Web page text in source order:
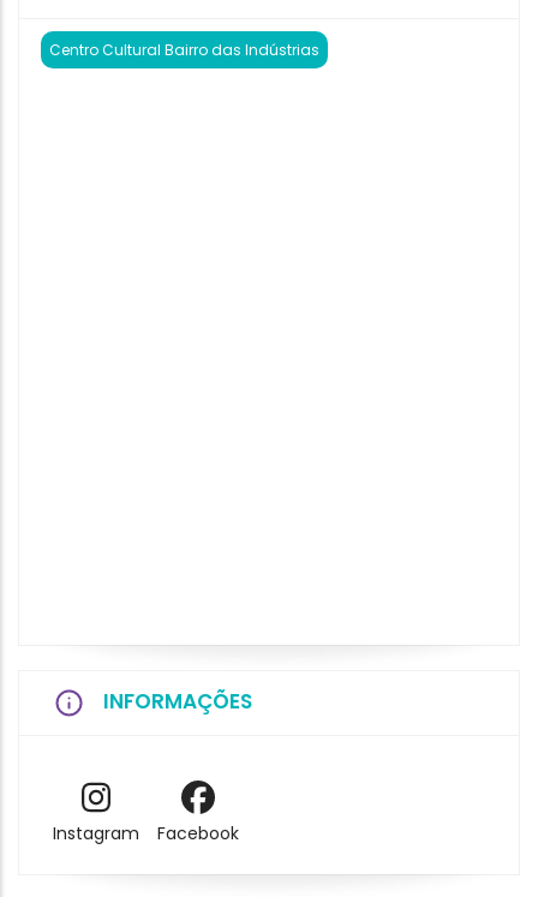
Centro Cultural Bairro das Indústrias
INFORMAÇÕES
Instagram Facebook